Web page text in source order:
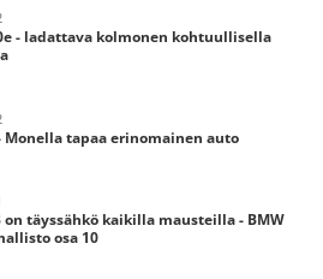
- ladattava kolmonen kohtuullisella
Monella tapaa erinomainen auto
on täyssähkö kaikilla mausteilla - BMW
osa 10